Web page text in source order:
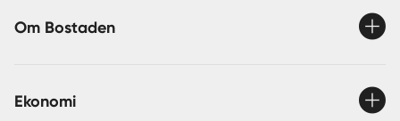
På tomten finns även en enklare inglasad veranda om
Om Bostaden
Ekonomi